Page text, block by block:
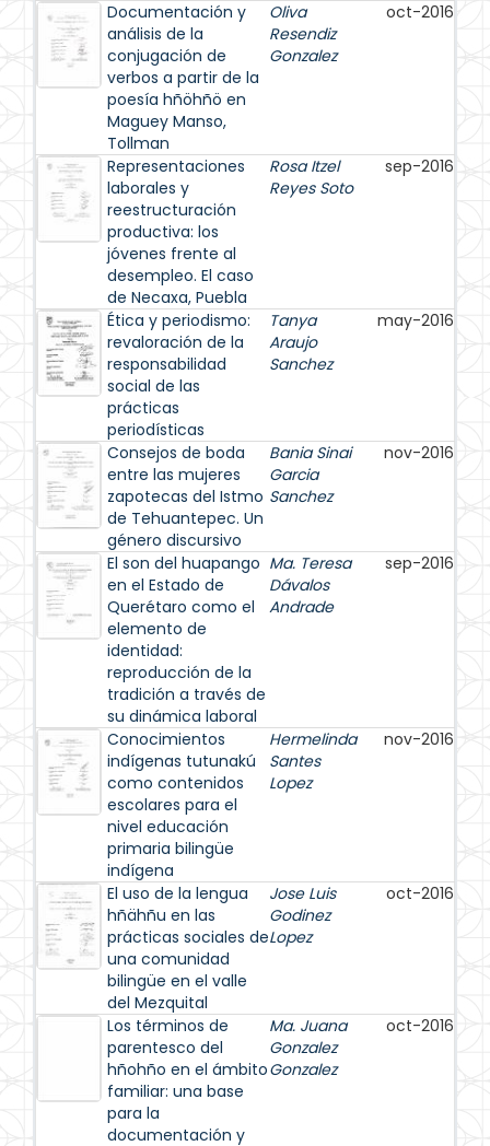
Documentación y
análisis de la
conjugación de
verbos a partir de la
poesía hñöhñö en
Maguey Manso,
Tollman
Oliva
Resendiz
Gonzalez
oct-2016
Representaciones
laborales y
reestructuración
productiva: los
jóvenes frente al
desempleo. El caso
de Necaxa, Puebla
Rosa Itzel
Reyes Soto
sep-2016
Ética y periodismo:
revaloración de la
responsabilidad
social de las
prácticas
periodísticas
Tanya
Araujo
Sanchez
may-2016
Consejos de boda
entre las mujeres
zapotecas del Istmo
de Tehuantepec. Un
género discursivo
Bania Sinai
Garcia
Sanchez
nov-2016
El son del huapango
en el Estado de
Querétaro como el
elemento de
identidad:
reproducción de la
tradición a través de
su dinámica laboral
Ma. Teresa
Dávalos
Andrade
sep-2016
Conocimientos
indígenas tutunakú
como contenidos
escolares para el
nivel educación
primaria bilingüe
indígena
Hermelinda
Santes
Lopez
nov-2016
El uso de la lengua
hñähñu en las
prácticas sociales de
una comunidad
bilingüe en el valle
del Mezquital
Jose Luis
Godinez
Lopez
oct-2016
Los términos de
parentesco del
hñohño en el ámbito
familiar: una base
para la
documentación y
Ma. Juana
Gonzalez
Gonzalez
oct-2016